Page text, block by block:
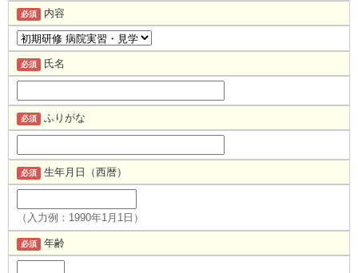
必須 内容
必須 氏名
必須 ふりがな
必須 生年月日（西暦）
（入力例：1990年1月1日）
必須 年齢